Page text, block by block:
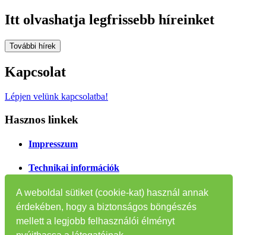
A weboldal sütiket (cookie-kat) használ annak
érdekében, hogy a biztonságos böngészés
mellett a legjobb felhasználói élményt
Itt olvashatja legfrissebb híreinket
További hírek
Kapcsolat
Lépjen velünk kapcsolatba!
Hasznos linkek
Impresszum
Technikai információk
Oldaltérkép
Tájékoztatók